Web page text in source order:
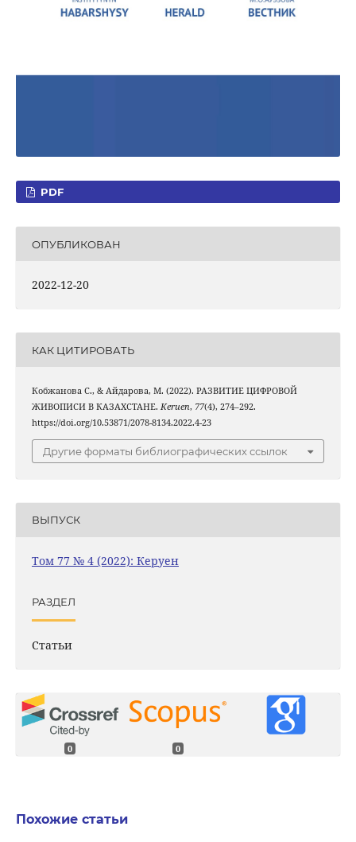
PDF
ОПУБЛИКОВАН
2022-12-20
КАК ЦИТИРОВАТЬ
Кобжанова C., & Айдарова, М. (2022). РАЗВИТИЕ ЦИФРОВОЙ
ЖИВОПИСИ В КАЗАХСТАНЕ. Keruen, 77(4), 274–292.
https://doi.org/10.53871/2078-8134.2022.4-23
Другие форматы библиографических ссылок
ВЫПУСК
Том 77 № 4 (2022): Керуен
РАЗДЕЛ
Статьи
0 0
Похожие статьи